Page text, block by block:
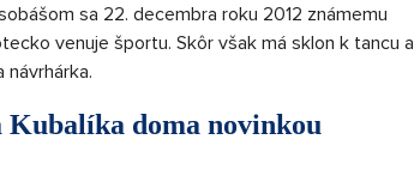
sa 22. decembra roku 2012 známemu
venuje športu. Skôr však má sklon k tancu a
návrhárka.
doma novinkou